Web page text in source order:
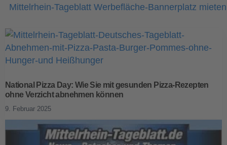
National Pizza Day: Wie Sie mit gesunden Pizza-Rezepten
ohne Verzicht abnehmen können
9. Februar 2025